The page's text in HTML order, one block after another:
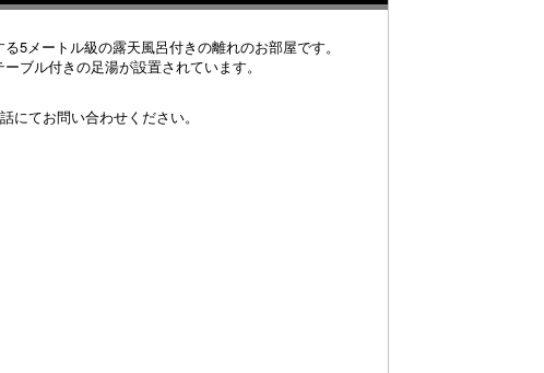
5メートル級の露天風呂付きの離れのお部屋です。
ブル付きの足湯が設置されています。
にてお問い合わせください。